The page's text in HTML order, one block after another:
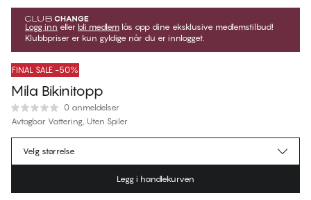
Logg inn eller bli medlem lås opp dine eksklusive medlemstilbud!
Klubbpriser er kun gyldige når du er innlogget.
FINAL SALE -50%
Mila Bikinitopp
0 anmeldelser
Avtagbar Vattering, Uten Spiler
kr 529,00Ordinær pris
Velg størrelse
Legg i handlekurven